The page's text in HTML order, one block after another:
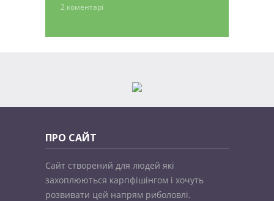
2 коментарі
ПРО САЙТ
Сайт створений для людей які
захоплюються карпфішінгом і хочуть
розвивати цей напрям риболовлі.